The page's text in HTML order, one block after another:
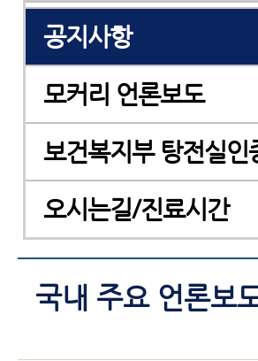
공지사항
모커리 언론보도
보건복지부 탕전실인
오시는길/진료시간
국내 주요 언론보